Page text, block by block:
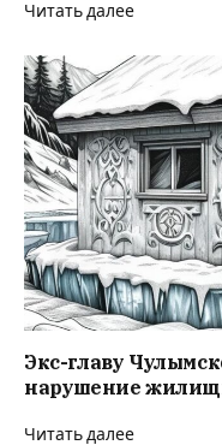
Читать далее
Экс-главу
нарушение
Читать далее